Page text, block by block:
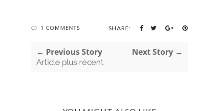
1 COMMENTS SHARE:
← Previous Story
Article plus récent
Next Story →